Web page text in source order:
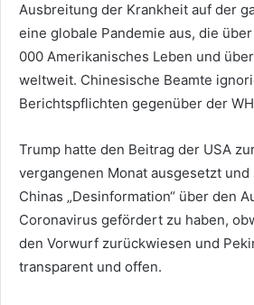
Ausbreitung der Krankheit auf der
eine globale Pandemie aus, die
000 Amerikanisches Leben und
weltweit. Chinesische Beamte
Berichtspflichten gegenüber der
Trump hatte den Beitrag der USA
vergangenen Monat ausgesetzt
Chinas „Desinformation“ über den
Coronavirus gefördert zu haben,
den Vorwurf zurückwiesen und
transparent und offen.